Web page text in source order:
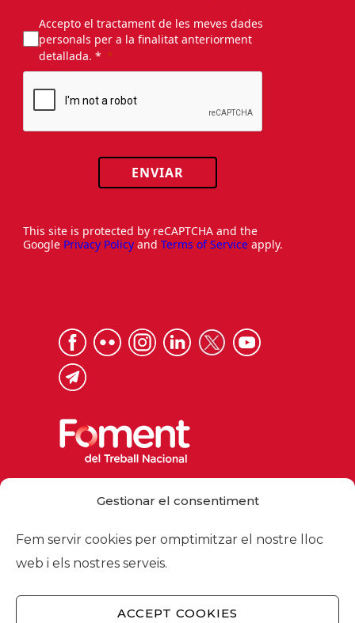
Gestionar el consentiment
Fem servir cookies per omptimitzar el nostre lloc
web i els nostres serveis.
ACCEPT COOKIES
Accepto el tractament de les meves dades
personals per a la finalitat anteriorment
detallada. *
ENVIAR
This site is protected by reCAPTCHA and the
Google Privacy Policy and Terms of Service apply.
foment@foment.com
© 2026 - Foment del Treball Nacional